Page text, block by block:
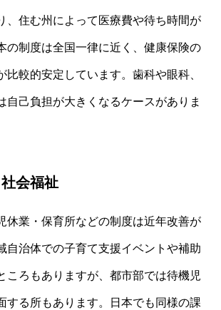
、住む州によって医療費や待ち時間が
の制度は全国一律に近く、健康保険の
比較的安定しています。歯科や眼科、
自己負担が大きくなるケースがありま
会福祉
休業・保育所などの制度は近年改善が
自治体での子育て支援イベントや補助
ころもありますが、都市部では待機児
する所もあります。日本でも同様の課